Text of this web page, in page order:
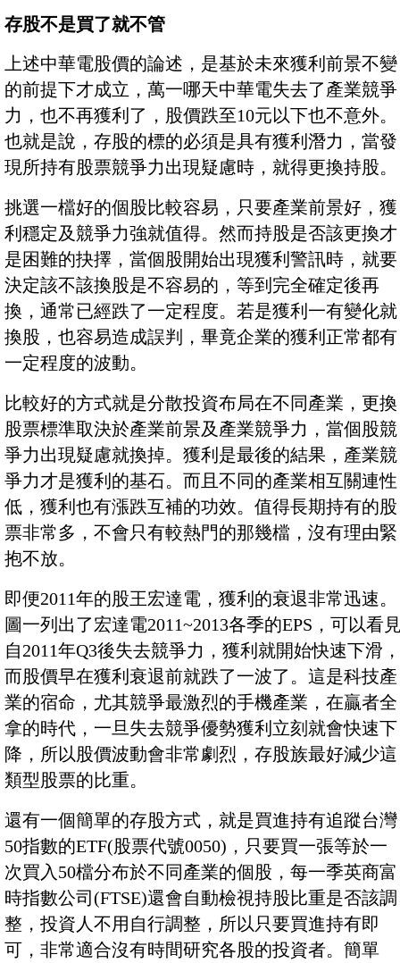
存股不是買了就不管
上述中華電股價的論述，是基於未來獲利前景不變
的前提下才成立，萬一哪天中華電失去了產業競爭
力，也不再獲利了，股價跌至10元以下也不意外。
也就是說，存股的標的必須是具有獲利潛力，當發
現所持有股票競爭力出現疑慮時，就得更換持股。
挑選一檔好的個股比較容易，只要產業前景好，獲
利穩定及競爭力強就值得。然而持股是否該更換才
是困難的抉擇，當個股開始出現獲利警訊時，就要
決定該不該換股是不容易的，等到完全確定後再
換，通常已經跌了一定程度。若是獲利一有變化就
換股，也容易造成誤判，畢竟企業的獲利正常都有
一定程度的波動。
比較好的方式就是分散投資布局在不同產業，更換
股票標準取決於產業前景及產業競爭力，當個股競
爭力出現疑慮就換掉。獲利是最後的結果，產業競
爭力才是獲利的基石。而且不同的產業相互關連性
低，獲利也有漲跌互補的功效。值得長期持有的股
票非常多，不會只有較熱門的那幾檔，沒有理由緊
抱不放。
即便2011年的股王宏達電，獲利的衰退非常迅速。
圖一列出了宏達電2011~2013各季的EPS，可以看
自2011年Q3後失去競爭力，獲利就開始快速下滑，
而股價早在獲利衰退前就跌了一波了。這是科技產
業的宿命，尤其競爭最激烈的手機產業，在贏者全
拿的時代，一旦失去競爭優勢獲利立刻就會快速下
降，所以股價波動會非常劇烈，存股族最好減少這
類型股票的比重。
還有一個簡單的存股方式，就是買進持有追蹤台灣
50指數的ETF(股票代號0050)，只要買一張等於一
次買入50檔分布於不同產業的個股，每一季英商富
時指數公司(FTSE)還會自動檢視持股比重是否該調
整，投資人不用自行調整，所以只要買進持有即
可，非常適合沒有時間研究各股的投資者。簡單